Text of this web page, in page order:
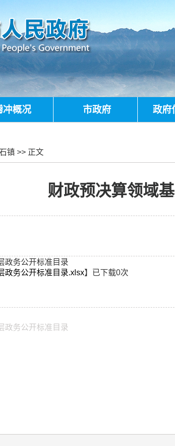
冲概况 市政府 政府
镇 >> 正文
财政预决算领域
政务公开标准目录
政务公开标准目录.xlsx】已下载0次
政务公开标准目录